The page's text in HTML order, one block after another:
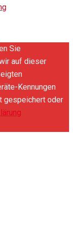
Sie
auf dieser
Kennungen
gespeichert oder